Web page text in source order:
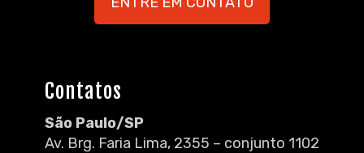
Contatos
São Paulo/SP
Av. Brg. Faria Lima, 2355 – conjunto 1102